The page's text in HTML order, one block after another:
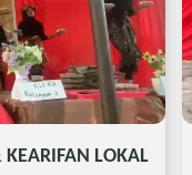
LOKAL